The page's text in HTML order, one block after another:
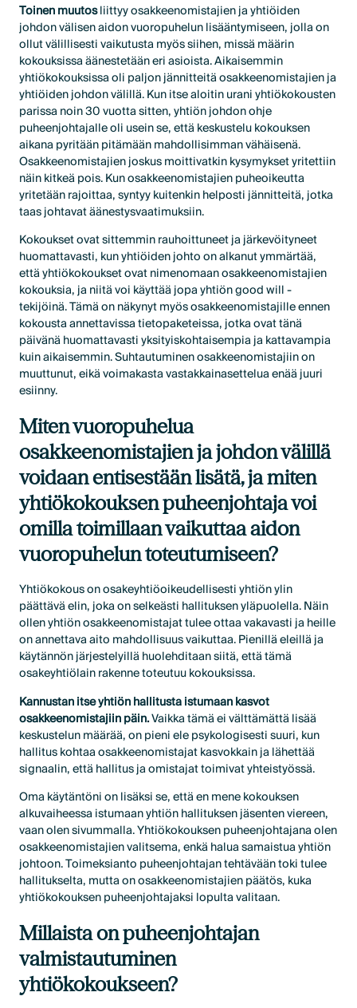
Toinen muutosliittyy osakkeenomistajien ja yhtiöiden
johdon välisen aidon vuoropuhelun lisääntymiseen, jolla on
ollut välillisesti vaikutusta myös siihen, missä määrin
kokouksissa äänestetään eri asioista. Aikaisemmin
yhtiökokouksissa oli paljon jännitteitä osakkeenomistajien ja
yhtiöiden johdon välillä. Kun itse aloitin urani yhtiökokousten
parissa noin 30 vuotta sitten, yhtiön johdon ohje
puheenjohtajalle oli usein se, että keskustelu kokouksen
aikana pyritään pitämään mahdollisimman vähäisenä.
Osakkeenomistajien joskus moittivatkin kysymykset yritettiin
näin kitkeä pois. Kun osakkeenomistajien puheoikeutta
yritetään rajoittaa, syntyy kuitenkin helposti jännitteitä, jotka
taas johtavat äänestysvaatimuksiin.
Kokoukset ovat sittemmin rauhoittuneet ja järkevöityneet
huomattavasti, kun yhtiöiden johto on alkanut ymmärtää,
että yhtiökokoukset ovat nimenomaan osakkeenomistajien
kokouksia, ja niitä voi käyttää jopa yhtiön good will -
tekijöinä. Tämä on näkynyt myös osakkeenomistajille ennen
kokousta annettavissa tietopaketeissa, jotka ovat tänä
päivänä huomattavasti yksityiskohtaisempia ja kattavampia
kuin aikaisemmin. Suhtautuminen osakkeenomistajiin on
muuttunut, eikä voimakasta vastakkainasettelua enää juuri
esiinny.
Miten vuoropuhelua
osakkeenomistajien ja johdon välillä
voidaan entisestään lisätä, ja miten
yhtiökokouksen puheenjohtaja voi
omilla toimillaan vaikuttaa aidon
vuoropuhelun toteutumiseen?
Yhtiökokous on osakeyhtiöoikeudellisesti yhtiön ylin
päättävä elin, joka on selkeästi hallituksen yläpuolella. Näin
ollen yhtiön osakkeenomistajat tulee ottaa vakavasti ja heille
on annettava aito mahdollisuus vaikuttaa. Pienillä eleillä ja
käytännön järjestelyillä huolehditaan siitä, että tämä
osakeyhtiölain rakenne toteutuu kokouksissa.
Kannustan itse yhtiön hallitusta istumaan kasvot
osakkeenomistajiin päin.Vaikka tämä ei välttämättä lisää
keskustelun määrää, on pieni ele psykologisesti suuri, kun
hallitus kohtaa osakkeenomistajat kasvokkain ja lähettää
signaalin, että hallitus ja omistajat toimivat yhteistyössä.
Oma käytäntöni on lisäksi se, että en mene kokouksen
alkuvaiheessa istumaan yhtiön hallituksen jäsenten viereen,
vaan olen sivummalla. Yhtiökokouksen puheenjohtajana olen
osakkeenomistajien valitsema, enkä halua samaistua yhtiön
johtoon. Toimeksianto puheenjohtajan tehtävään toki tulee
hallitukselta, mutta on osakkeenomistajien päätös, kuka
yhtiökokouksen puheenjohtajaksi lopulta valitaan.
Millaista on puheenjohtajan
valmistautuminen
yhtiökokoukseen?